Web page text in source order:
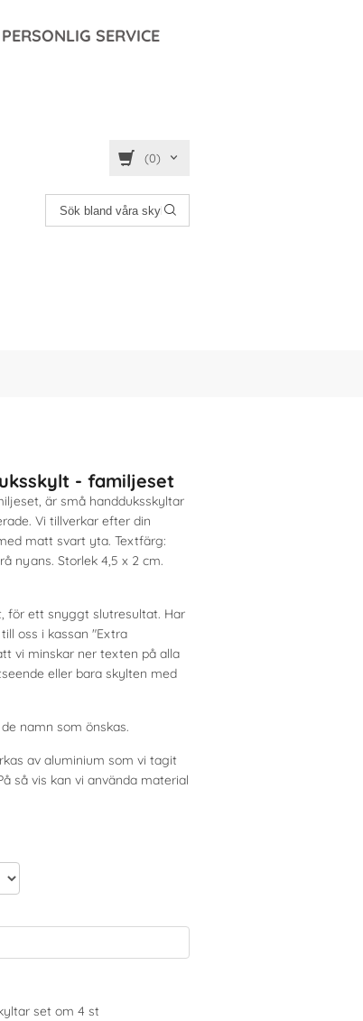
PERSONLIG SERVICE
(0)
- familjeset
är små handduksskyltar
Vi tillverkar efter din
matt svart yta. Textfärg:
nyans. Storlek 4,5 x 2 cm.
för ett snyggt slutresultat. Har
oss i kassan "Extra
vi minskar ner texten på alla
eller bara skylten med
namn som önskas.
av aluminium som vi tagit
så vis kan vi använda material
set om 4 st